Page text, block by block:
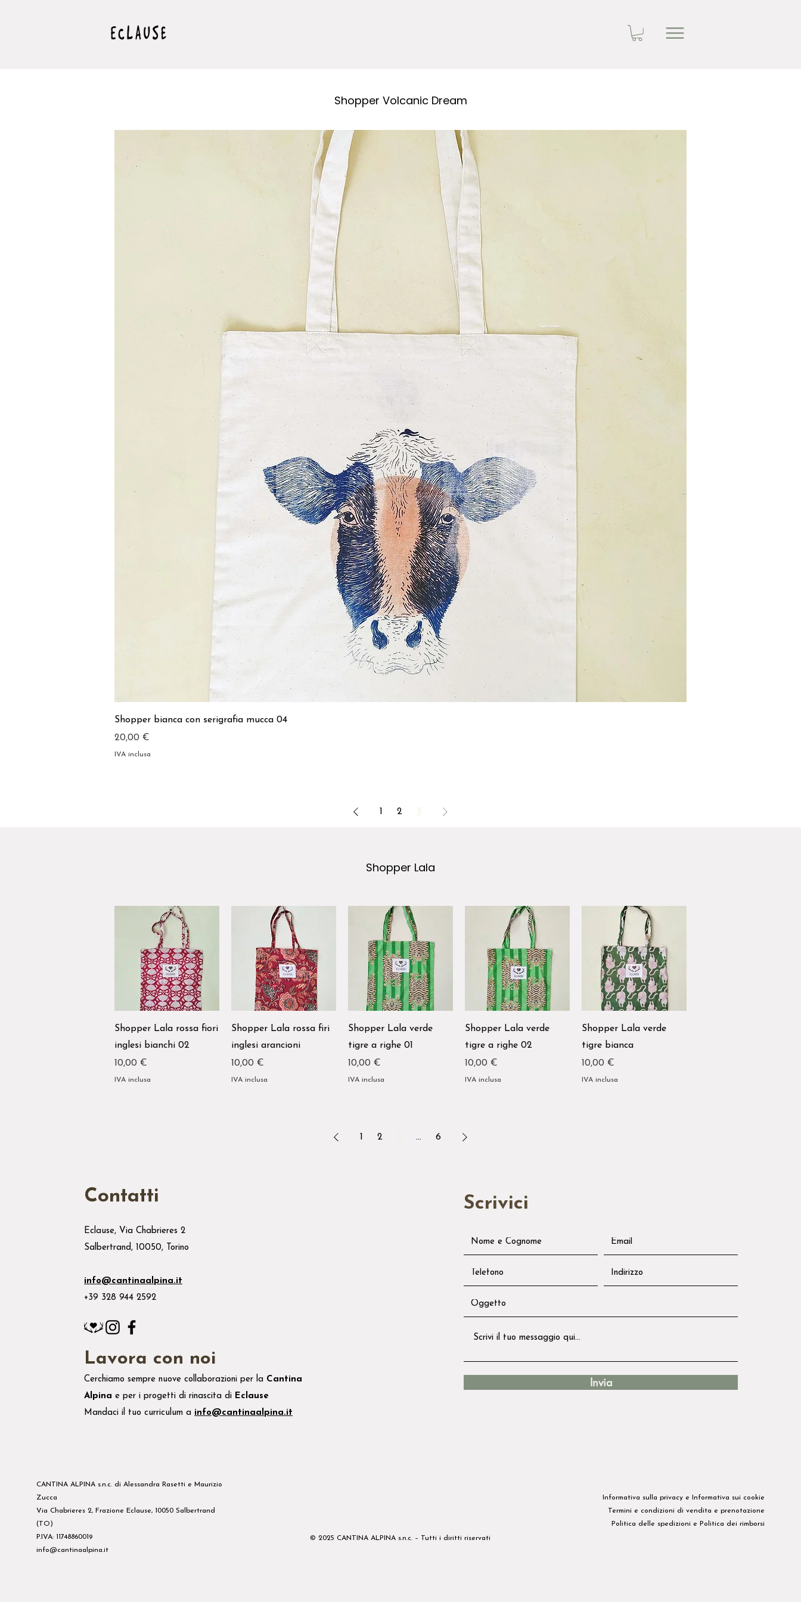
Shopper Volcanic Dream
Shopper bianca con serigrafia mucca 04
Prezzo
20,00 €
IVA inclusa
1 2 3
Shopper Lala
Shopper Lala rossa fiori
inglesi bianchi 02
Prezzo
10,00 €
IVA inclusa
Shopper Lala rossa firi
inglesi arancioni
Prezzo
10,00 €
IVA inclusa
Shopper Lala verde
tigre a righe 01
Prezzo
10,00 €
IVA inclusa
Shopper Lala verde
tigre a righe 02
Prezzo
10,00 €
IVA inclusa
Shopper Lala verde
tigre bianca
Prezzo
10,00 €
IVA inclusa
1 2 ... 6
Contatti
Eclause, Via Chabrieres 2
Salbertrand, 10050, Torino
info@cantinaalpina.it
+39 328 944 2592
Lavora con noi
Cerchiamo sempre nuove collaborazioni per la Cantina
Alpina e per i progetti di rinascita di Eclause
Mandaci il tuo curriculum a info@cantinaalpina.it
Scrivici
Invia
CANTINA ALPINA s.n.c. di Alessandra Rasetti e Maurizio
Zucca
Via Chabrieres 2, Frazione Eclause, 10050 Salbertrand
(TO)
P.IVA: 11748860019
info@cantinaalpina.it
© 2025 CANTINA ALPINA s.n.c. – Tutti i diritti riservati
Informativa sulla privacy​ e
Informativa sui cookie
Termini e condizioni di vendita e prenotazione
Politica delle spedizioni e Politica dei rimborsi